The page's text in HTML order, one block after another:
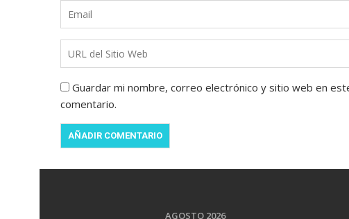
Guardar mi nombre, correo electrónico y sitio web en
comentario.
AGOSTO 2026